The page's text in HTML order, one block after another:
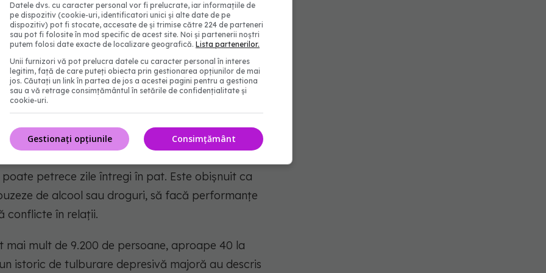
depresive majore pot avea de fapt o formă
nivelul energetic aproape frenetic și
copleși prietenii, membrii familiei și colegii,
În timpul episoadelor depresive, o
petrece zile întregi în pat. Este obișnuit ca
de alcool sau droguri, să facă performanțe
conflicte în relații.
mult de 9.200 de persoane, aproape 40 la
istoric de tulburare depresivă majoră au descris
Datele dvs. cu caracter personal vor fi prelucrate, iar informațiile de
pe dispozitiv (cookie-uri, identificatori unici și alte date de pe
dispozitiv) pot fi stocate, accesate de și trimise către 224 de parteneri
sau pot fi folosite în mod specific de acest site. Noi și partenerii noștri
putem folosi date exacte de localizare geografică. Lista partenerilor.
Unii furnizori vă pot prelucra datele cu caracter personal în interes
legitim, față de care puteți obiecta prin gestionarea opțiunilor de mai
jos. Căutați un link în partea de jos a acestei pagini pentru a gestiona
sau a vă retrage consimțământul în setările de confidențialitate și
cookie-uri.
Consimțământ
Gestionați opțiunile